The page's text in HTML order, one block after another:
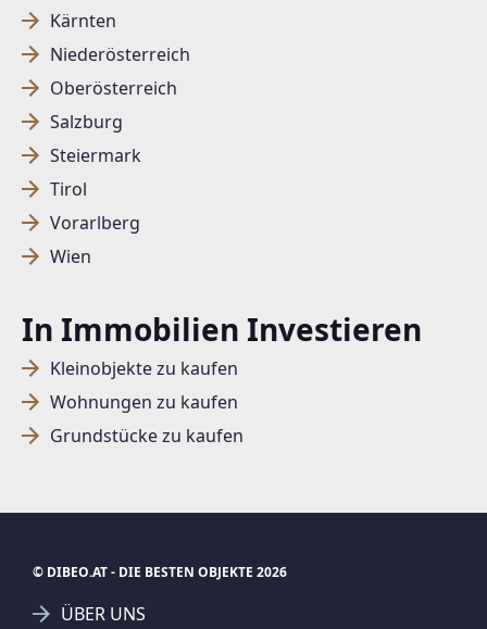
Kärnten
Niederösterreich
Oberösterreich
Salzburg
Steiermark
Tirol
Vorarlberg
Wien
In Immobilien Investieren
Kleinobjekte zu kaufen
Wohnungen zu kaufen
Grundstücke zu kaufen
© DIBEO.AT - DIE BESTEN OBJEKTE 2026
ÜBER UNS